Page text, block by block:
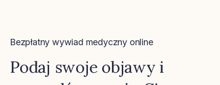
Bezpłatny wywiad medyczny online
Podaj swoje objawy i